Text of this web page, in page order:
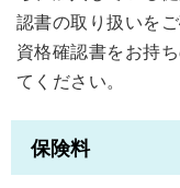
認書の取り扱いを
資格確認書をお持
てください。
保険料